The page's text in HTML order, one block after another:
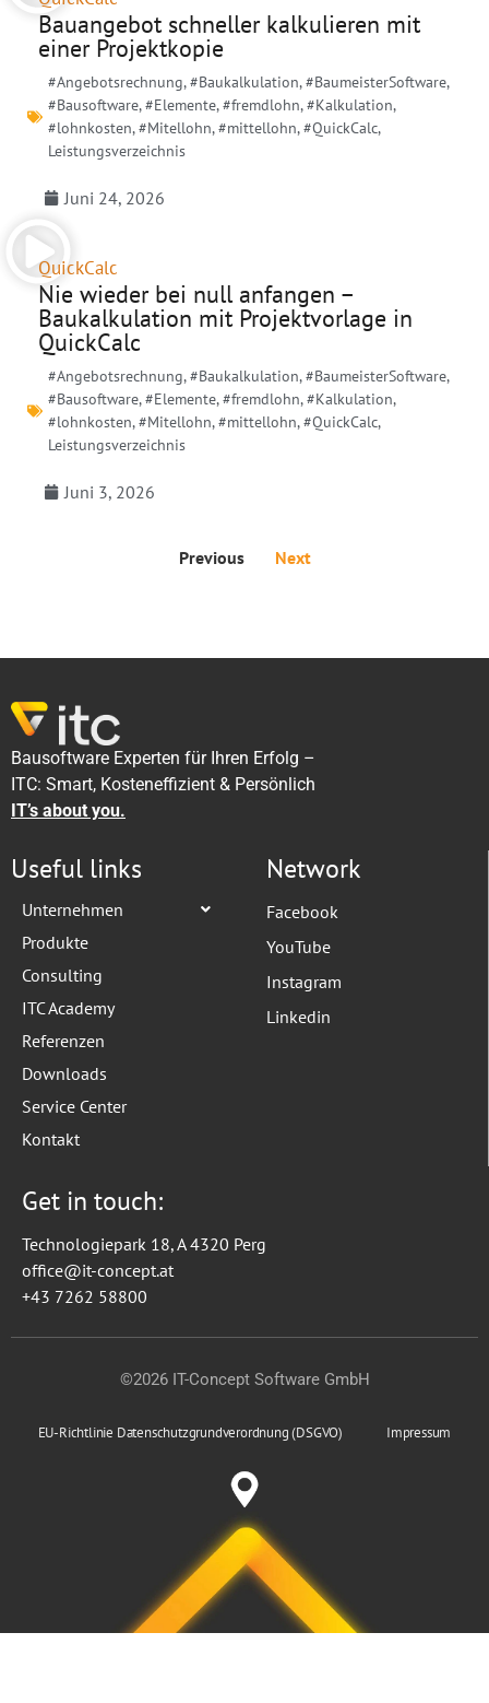
Bauangebot schneller kalkulieren mit
einer Projektkopie
#Angebotsrechnung,#Baukalkulation,#BaumeisterSoftware,
#Bausoftware,#Elemente,#fremdlohn,#Kalkulation,
#lohnkosten,#Mitellohn,#mittellohn,#QuickCalc,
Leistungsverzeichnis
Juni 24, 2026
QuickCalc
Nie wieder bei null anfangen –
Baukalkulation mit Projektvorlage in
QuickCalc
#Angebotsrechnung,#Baukalkulation,#BaumeisterSoftware,
#Bausoftware,#Elemente,#fremdlohn,#Kalkulation,
#lohnkosten,#Mitellohn,#mittellohn,#QuickCalc,
Leistungsverzeichnis
Juni 3, 2026
Previous Next
Bausoftware Experten für Ihren Erfolg –
ITC: Smart, Kosteneffizient & Persönlich
IT’s about you.
Useful links
Unternehmen
Produkte
Consulting
ITC Academy
Referenzen
Downloads
Service Center
Kontakt
Network
Facebook
YouTube
Instagram
Linkedin
Get in touch:
Technologiepark 18, A 4320 Perg
office@it-concept.at
+43 7262 58800
©2026 IT-Concept Software GmbH
EU-Richtlinie Datenschutzgrundverordnung (DSGVO) Impressum